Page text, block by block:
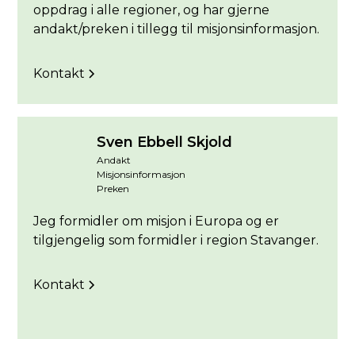
oppdrag i alle regioner, og har gjerne
andakt/preken i tillegg til misjonsinformasjon.
Kontakt
Sven Ebbell Skjold
Andakt
Misjonsinformasjon
Preken
Jeg formidler om misjon i Europa og er
tilgjengelig som formidler i region Stavanger.
Kontakt